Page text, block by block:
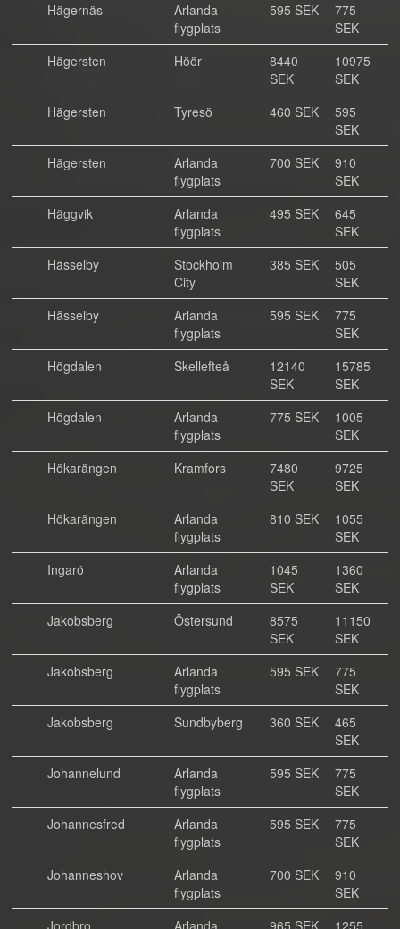
Hägernäs
Arlanda
flygplats
595 SEK
775
SEK
Hägersten
Höör
8440
SEK
10975
SEK
Hägersten
Tyresö 460 SEK
595
SEK
Hägersten
Arlanda
flygplats
700 SEK
910
SEK
Häggvik
Arlanda
flygplats
495 SEK
645
SEK
Hässelby
Stockholm
City
385 SEK
505
SEK
Hässelby
Arlanda
flygplats
595 SEK
775
SEK
Högdalen
Skellefteå
12140
SEK
15785
SEK
Högdalen
Arlanda
flygplats
775 SEK
1005
SEK
Hökarängen
Kramfors
7480
SEK
9725
SEK
Hökarängen
Arlanda
flygplats
810 SEK
1055
SEK
Ingarö
Arlanda
flygplats
1045
SEK
1360
SEK
Jakobsberg
Östersund
8575
SEK
11150
SEK
Jakobsberg
Arlanda
flygplats
595 SEK
775
SEK
Jakobsberg
Sundbyberg 360 SEK
465
SEK
Johannelund
Arlanda
flygplats
595 SEK
775
SEK
Johannesfred
Arlanda
flygplats
595 SEK
775
SEK
Johanneshov
Arlanda
flygplats
700 SEK
910
SEK
Jordbro
Arlanda
965 SEK
1255